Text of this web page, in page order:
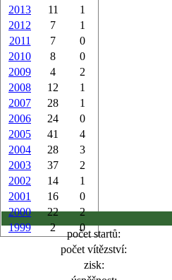
2013
11
1
2012
7
1
2011
7
0
2010
8
0
2009
4
2
2008
12
1
2007
28
1
2006
24
0
2005
41
4
2004
28
3
2003
37
2
2002
14
1
2001
16
0
2000
22
2
1999
2 0
počet startů:
počet vítězství:
zisk: